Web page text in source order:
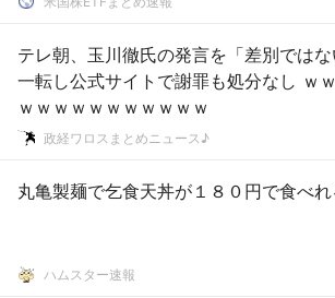
テレ朝、玉川徹氏の発言を「差別では
一転し公式サイトで謝罪も処分なし ｗ
ｗｗｗｗｗｗｗｗｗｗｗ
政経ワロスまとめニュース♪
丸亀製麺で乞食天丼が１８０円で食べ
ハムスター速報